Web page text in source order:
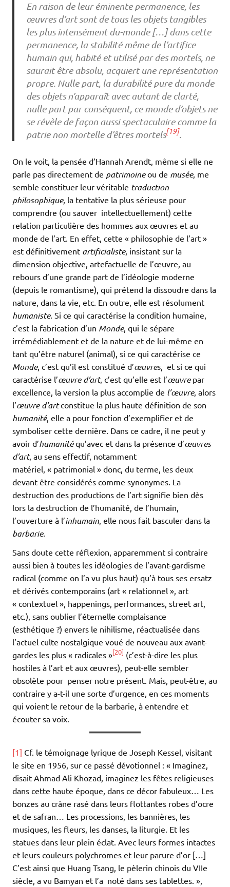
En raison de leur éminente permanence, les
œuvres d’art sont de tous les objets tangibles
les plus intensément du-monde […] dans cette
permanence, la stabilité même de l’artifice
humain qui, habité et utilisé par des mortels, ne
saurait être absolu, acquiert une représentation
propre. Nulle part, la durabilité pure du monde
des objets n’apparaît avec autant de clarté,
nulle part par conséquent, ce monde d’objets ne
se révèle de façon aussi spectaculaire comme la
patrie non mortelle d’êtres mortels[19].
On le voit, la pensée d’Hannah Arendt, même si elle ne
parle pas directement de patrimoineou de musée, me
semble constituer leur véritable traduction
philosophique, la tentative la plus sérieuse pour
comprendre (ou sauver intellectuellement) cette
relation particulière des hommes aux œuvres et au
monde de l’art. En effet, cette « philosophie de l’art »
est définitivement artificialiste, insistant sur la
dimension objective, artefactuelle de l’œuvre, au
rebours d’une grande part de l’idéologie moderne
(depuis le romantisme), qui prétend la dissoudre dans la
nature, dans la vie, etc. En outre, elle est résolument
humaniste. Si ce qui caractérise la condition humaine,
c’est la fabrication d’un Monde, qui le sépare
irrémédiablement et de la nature et de lui-même en
tant qu’être naturel (animal), si ce qui caractérise ce
Monde, c’est qu’il est constitué d’œuvres, et si ce qui
caractérise l’œuvre d’art, c’est qu’elle est l’œuvre par
excellence, la version la plus accomplie de l’œuvre, alors
l’œuvre d’artconstitue la plus haute définition de son
humanité, elle a pour fonction d’exemplifier et de
symboliser cette dernière. Dans ce cadre, il ne peut y
avoir d’humanitéqu’avec et dans la présence d’œuvres
d’art, au sens effectif, notamment
matériel, « patrimonial » donc, du terme, les deux
devant être considérés comme synonymes. La
destruction des productions de l’art signifie bien dès
lors la destruction de l’humanité, de l’humain,
l’ouverture à l’inhumain , elle nous fait basculer dans la
barbarie.
Sans doute cette réflexion, apparemment si contraire
aussi bien à toutes les idéologies de l’avant-gardisme
radical (comme on l’a vu plus haut) qu’à tous ses ersatz
et dérivés contemporains (art « relationnel », art
« contextuel », happenings, performances, street art,
etc.), sans oublier l’éternelle complaisance
(esthétique ?) envers le nihilisme, réactualisée dans
l’actuel culte nostalgique voué de nouveau aux avant-
gardes les plus « radicales »[20] (c’est-à-dire les plus
hostiles à l’art et aux œuvres), peut-elle sembler
obsolète pour penser notre présent. Mais, peut-être, au
contraire y a-t-il une sorte d’urgence, en ces moments
qui voient le retour de la barbarie, à entendre et
écouter sa voix.
[1] Cf. le témoignage lyrique de Joseph Kessel, visitant
le site en 1956, sur ce passé dévotionnel : « Imaginez,
disait Ahmad Ali Khozad, imaginez les fêtes religieuses
dans cette haute époque, dans ce décor fabuleux… Les
bonzes au crâne rasé dans leurs flottantes robes d’ocre
et de safran… Les processions, les bannières, les
musiques, les fleurs, les danses, la liturgie. Et les
statues dans leur plein éclat. Avec leurs formes intactes
et leurs couleurs polychromes et leur parure d’or […]
C’est ainsi que Huang Tsang, le pèlerin chinois du VIIe
siècle, a vu Bamyan et l’a noté dans ses tablettes. »,